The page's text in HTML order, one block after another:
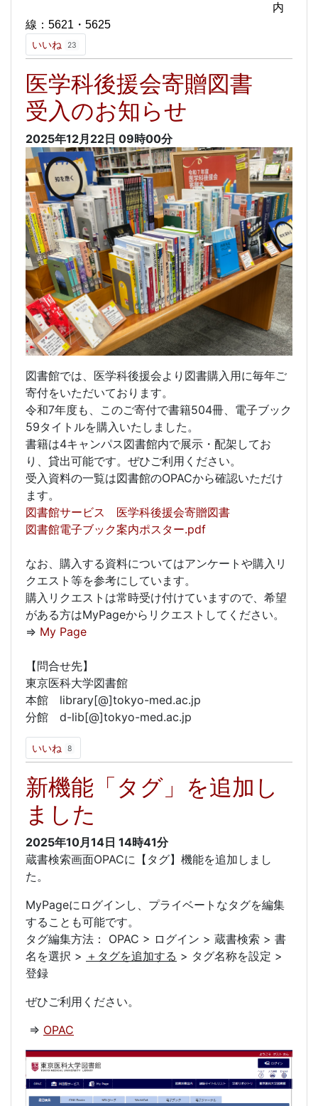
内
線：5621・5625
いいね
23
医学科後援会寄贈図書
受入のお知らせ
2025年12月22日 09時00分
図書館では、医学科後援会より図書購入用に毎年ご
寄付をいただいております。
令和7年度も、このご寄付で書籍504冊、電子ブック
59タイトルを購入いたしました。
書籍は4キャンパス図書館内で展示・配架してお
り、貸出可能です。ぜひご利用ください。
受入資料の一覧は図書館のOPACから確認いただけ
ます。
図書館サービス 医学科後援会寄贈図書
図書館電子ブック案内ポスター.pdf
なお、購入する資料についてはアンケートや購入リ
クエスト等を参考にしています。
購入リクエストは常時受け付けていますので、希望
がある方はMyPageからリクエストしてください。
⇒ My Page
【問合せ先】
東京医科大学図書館
本館 library[@]tokyo-med.ac.jp
分館 d-lib[@]tokyo-med.ac.jp
いいね 8
新機能「タグ」を追加し
ました
2025年10月14日 14時41分
蔵書検索画面OPACに【タグ】機能を追加しまし
た。
MyPageにログインし、プライベートなタグを編集
することも可能です。
タグ編集方法： OPAC > ログイン > 蔵書検索 > 書
名を選択 > ＋タグを追加する > タグ名称を設定 >
登録
ぜひご利用ください。
⇒ OPAC